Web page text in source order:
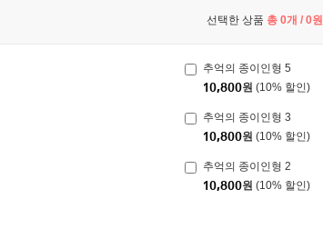
선택한 상품 총 0개 / 0원
추억의 종이인형 5
10,800원 (10% 할인)
추억의 종이인형 3
10,800원 (10% 할인)
추억의 종이인형 2
10,800원 (10% 할인)